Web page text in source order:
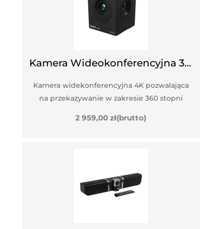
Kamera Wideokonferencyjna 360 Stopni INNEX CUBE
Kamera widekonferencyjna 4K pozwalająca
na przekazywanie w zakresie 360 stopni
2 959,00zł(brutto)